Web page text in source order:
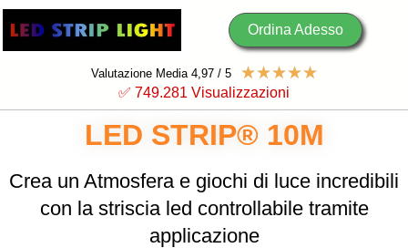
Ordina Adesso
Valutazione Media 4,97 / 5 ☆☆☆☆☆
✅ 749.282 Visualizzazioni
LED STRIP® 10M
Crea un Atmosfera e giochi di luce incredibili
con la striscia led controllabile tramite
applicazione